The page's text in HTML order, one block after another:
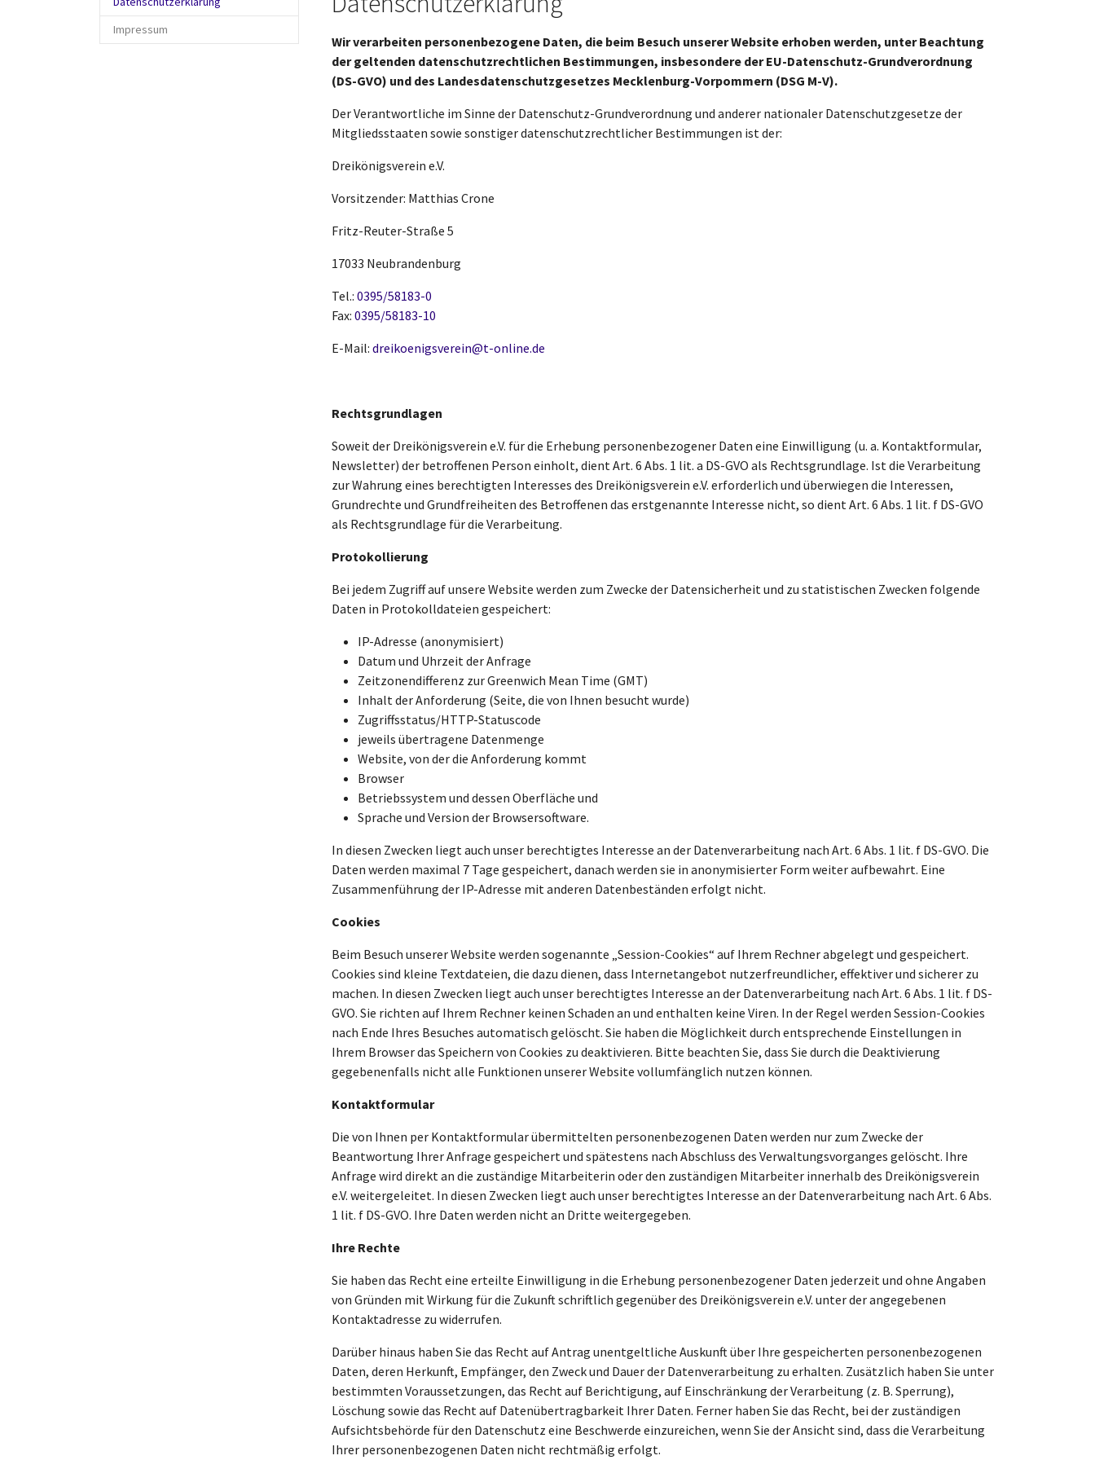
Impressum
Wir verarbeiten personenbezogene Daten, die beim Besuch unserer Website erhoben werden, unter Beachtung
der geltenden datenschutzrechtlichen Bestimmungen, insbesondere der EU-Datenschutz-Grundverordnung
(DS-GVO) und des Landesdatenschutzgesetzes Mecklenburg-Vorpommern (DSG M-V).
Der Verantwortliche im Sinne der Datenschutz-Grundverordnung und anderer nationaler Datenschutzgesetze der
Mitgliedsstaaten sowie sonstiger datenschutzrechtlicher Bestimmungen ist der:
Dreikönigsverein e.V.
Vorsitzender: Matthias Crone
Fritz-Reuter-Straße 5
17033 Neubrandenburg
Tel.: 0395/58183-0
Fax: 0395/58183-10
E-Mail: dreikoenigsverein@t-online.de
Rechtsgrundlagen
Soweit der Dreikönigsverein e.V. für die Erhebung personenbezogener Daten eine Einwilligung (u. a. Kontaktformular,
Newsletter) der betroffenen Person einholt, dient Art. 6 Abs. 1 lit. a DS-GVO als Rechtsgrundlage. Ist die Verarbeitung
zur Wahrung eines berechtigten Interesses des Dreikönigsverein e.V. erforderlich und überwiegen die Interessen,
Grundrechte und Grundfreiheiten des Betroffenen das erstgenannte Interesse nicht, so dient Art. 6 Abs. 1 lit. f DS-GVO
als Rechtsgrundlage für die Verarbeitung.
Protokollierung
Bei jedem Zugriff auf unsere Website werden zum Zwecke der Datensicherheit und zu statistischen Zwecken folgende
Daten in Protokolldateien gespeichert:
IP-Adresse (anonymisiert)
Datum und Uhrzeit der Anfrage
Zeitzonendifferenz zur Greenwich Mean Time (GMT)
Inhalt der Anforderung (Seite, die von Ihnen besucht wurde)
Zugriffsstatus/HTTP-Statuscode
jeweils übertragene Datenmenge
Website, von der die Anforderung kommt
Browser
Betriebssystem und dessen Oberfläche und
Sprache und Version der Browsersoftware.
In diesen Zwecken liegt auch unser berechtigtes Interesse an der Datenverarbeitung nach Art. 6 Abs. 1 lit. f DS-GVO. Die
Daten werden maximal 7 Tage gespeichert, danach werden sie in anonymisierter Form weiter aufbewahrt. Eine
Zusammenführung der IP-Adresse mit anderen Datenbeständen erfolgt nicht.
Cookies
Beim Besuch unserer Website werden sogenannte „Session-Cookies“ auf Ihrem Rechner abgelegt und gespeichert.
Cookies sind kleine Textdateien, die dazu dienen, dass Internetangebot nutzerfreundlicher, effektiver und sicherer zu
machen. In diesen Zwecken liegt auch unser berechtigtes Interesse an der Datenverarbeitung nach Art. 6 Abs. 1 lit. f DS-
GVO. Sie richten auf Ihrem Rechner keinen Schaden an und enthalten keine Viren. In der Regel werden Session-Cookies
nach Ende Ihres Besuches automatisch gelöscht. Sie haben die Möglichkeit durch entsprechende Einstellungen in
Ihrem Browser das Speichern von Cookies zu deaktivieren. Bitte beachten Sie, dass Sie durch die Deaktivierung
gegebenenfalls nicht alle Funktionen unserer Website vollumfänglich nutzen können.
Kontaktformular
Die von Ihnen per Kontaktformular übermittelten personenbezogenen Daten werden nur zum Zwecke der
Beantwortung Ihrer Anfrage gespeichert und spätestens nach Abschluss des Verwaltungsvorganges gelöscht. Ihre
Anfrage wird direkt an die zuständige Mitarbeiterin oder den zuständigen Mitarbeiter innerhalb des Dreikönigsverein
e.V. weitergeleitet. In diesen Zwecken liegt auch unser berechtigtes Interesse an der Datenverarbeitung nach Art. 6 Abs.
1 lit. f DS-GVO. Ihre Daten werden nicht an Dritte weitergegeben.
Ihre Rechte
Sie haben das Recht eine erteilte Einwilligung in die Erhebung personenbezogener Daten jederzeit und ohne Angaben
von Gründen mit Wirkung für die Zukunft schriftlich gegenüber des Dreikönigsverein e.V. unter der angegebenen
Kontaktadresse zu widerrufen.
Darüber hinaus haben Sie das Recht auf Antrag unentgeltliche Auskunft über Ihre gespeicherten personenbezogenen
Daten, deren Herkunft, Empfänger, den Zweck und Dauer der Datenverarbeitung zu erhalten. Zusätzlich haben Sie unter
bestimmten Voraussetzungen, das Recht auf Berichtigung, auf Einschränkung der Verarbeitung (z. B. Sperrung),
Löschung sowie das Recht auf Datenübertragbarkeit Ihrer Daten. Ferner haben Sie das Recht, bei der zuständigen
Aufsichtsbehörde für den Datenschutz eine Beschwerde einzureichen, wenn Sie der Ansicht sind, dass die Verarbeitung
Ihrer personenbezogenen Daten nicht rechtmäßig erfolgt.